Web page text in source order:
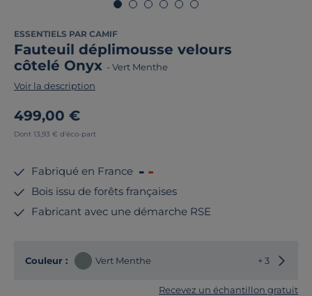
ESSENTIELS PAR CAMIF
Fauteuil déplimousse velours
côtelé Onyx - Vert Menthe
Voir la description
499,00 €
Dont 13,93 € d'éco-part
Fabriqué en France
Bois issu de forêts françaises
Fabricant avec une démarche RSE
Couleur : Vert Menthe + 3
Recevez un échantillon gratuit